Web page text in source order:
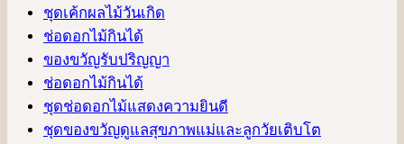
ชุดเค้กผลไม้วันเกิด
ช่อดอกไม้กินได้
ของขวัญรับปริญญา
ช่อดอกไม้กินได้
ชุดช่อดอกไม้แสดงความยินดี
ชุดของขวัญดูแลสุขภาพแม่และลูกวัยเติบโต